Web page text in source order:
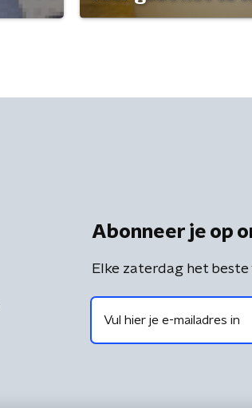
Abonneer je op
Elke zaterdag het beste